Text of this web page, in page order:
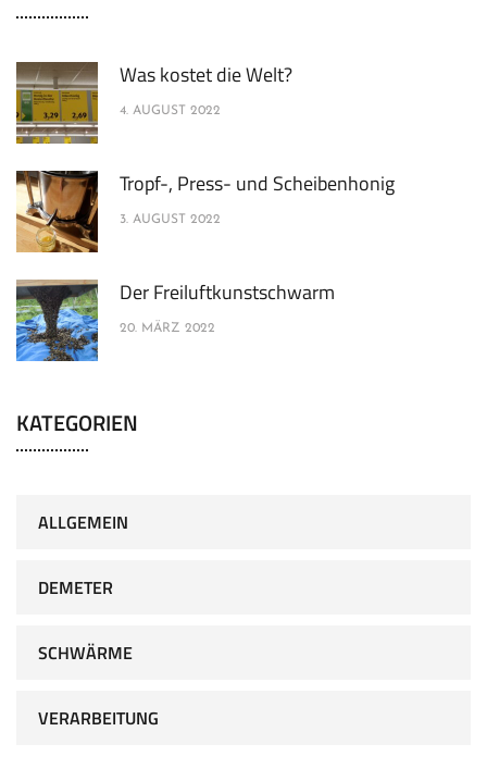
Was kostet die Welt?
4. AUGUST 2022
Tropf-, Press- und Scheibenhonig
3. AUGUST 2022
Der Freiluftkunstschwarm
20. MÄRZ 2022
KATEGORIEN
ALLGEMEIN
DEMETER
SCHWÄRME
VERARBEITUNG